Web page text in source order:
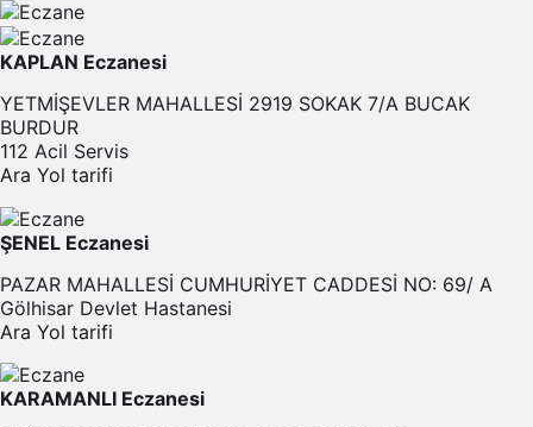
KAPLAN Eczanesi
YETMİŞEVLER MAHALLESİ 2919 SOKAK 7/A BUCAK
BURDUR
112 Acil Servis
Ara Yol tarifi
ŞENEL Eczanesi
PAZAR MAHALLESİ CUMHURİYET CADDESİ NO: 69/ A
Gölhisar Devlet Hastanesi
Ara Yol tarifi
KARAMANLI Eczanesi